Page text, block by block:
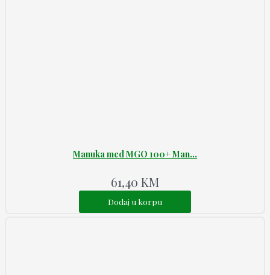
Manuka med MGO 100+ Man...
61,40 KM
Dodaj u korpu